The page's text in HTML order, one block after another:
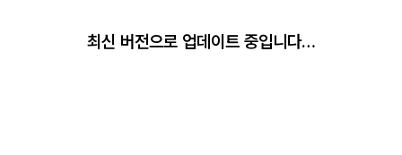
최신 버전으로 업데이트 중입니다…